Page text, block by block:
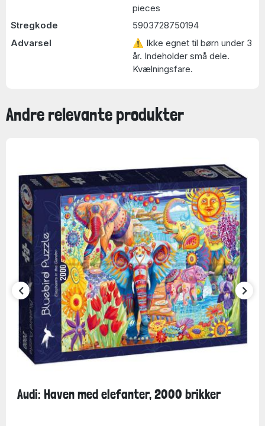
pieces
Stregkode
5903728750194
Advarsel
⚠ Ikke egnet til børn under 3
år. Indeholder små dele.
Kvælningsfare.
Andre relevante produkter
Audi: Haven med elefanter, 2000 brikker